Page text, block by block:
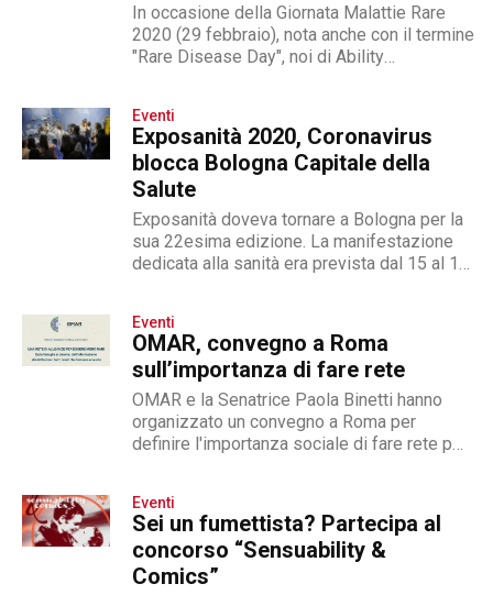
In occasione della Giornata Malattie Rare
2020 (29 febbraio), nota anche con il termine
"Rare Disease Day", noi di Ability
le sindromi rare. Il filmato è realizzato con il
patrocinio tre realtà: EURORDIS, coordinattrice
della Giornata Malattie Rare e federazione
europea di associazioni non governativa,...
Eventi
Exposanità 2020, Coronavirus
blocca Bologna Capitale della
Salute
Exposanità doveva tornare a Bologna per la
sua 22esima edizione. La manifestazione
dedicata alla sanità era prevista dal 15 al 17
Eventi
OMAR, convegno a Roma
sull’importanza di fare rete
OMAR e la Senatrice Paola Binetti hanno
organizzato un convegno a Roma per
definire l'importanza sociale di fare rete per
Eventi
Sei un fumettista? Partecipa al
concorso “Sensuability &
Comics”